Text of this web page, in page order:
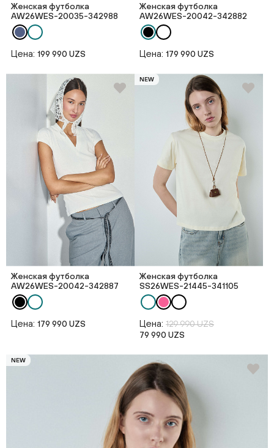
Женская футболка
AW26WES-20035-342988
Цена: 199 990 UZS
Женская футболка
AW26WES-20042-342882
Цена: 179 990 UZS
Женская футболка
AW26WES-20042-342887
Цена: 179 990 UZS
NEW
Женская футболка
SS26WES-21445-341105
Цена: 129 990 UZS
79 990 UZS
NEW